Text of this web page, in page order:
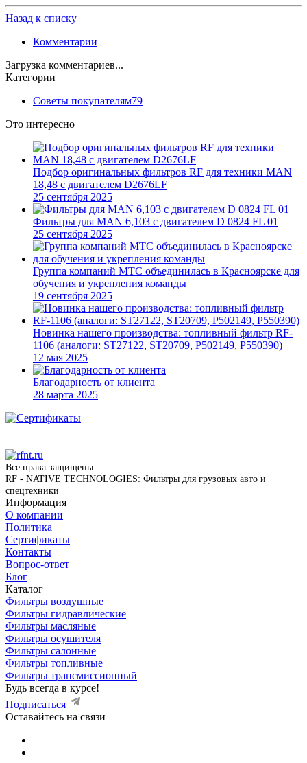
Назад к списку
Комментарии
Загрузка комментариев...
Категории
Советы покупателям79
Это интересно
Подбор оригинальных фильтров RF для техники MAN
18,48 с двигателем D2676LF
25 сентября 2025
Фильтры для MAN 6,103 c двигателем D 0824 FL 01
25 сентября 2025
Группа компаний МТС объединилась в Красноярске для
обучения и укрепления команды
19 сентября 2025
Новинка нашего производства: топливный фильтр RF-
1106 (аналоги: ST27122, ST20709, P502149, P550390)
12 мая 2025
Благодарность от клиента
28 марта 2025
Все права защищены.
RF - NATIVE TECHNOLOGIES: Фильтры для грузовых авто и
спецтехники
Информация
О компании
Политика
Сертификаты
Контакты
Вопрос-ответ
Блог
Каталог
Фильтры воздушные
Фильтры гидравлические
Фильтры масляные
Фильтры осушителя
Фильтры салонные
Фильтры топливные
Фильтры трансмиссионный
Будь всегда в курсе!
Подписаться
Оставайтесь на связи